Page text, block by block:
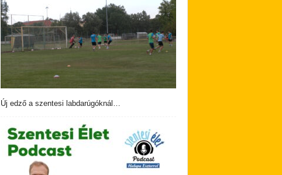
Új edző a szentesi labdarúgóknál…